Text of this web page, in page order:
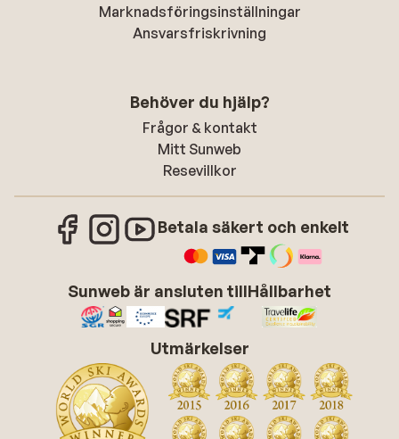
Marknadsföringsinställningar
Ansvarsfriskrivning
Behöver du hjälp?
Frågor & kontakt
Mitt Sunweb
Resevillkor
Betala säkert och enkelt
Sunweb är ansluten tillHållbarhet
Utmärkelser